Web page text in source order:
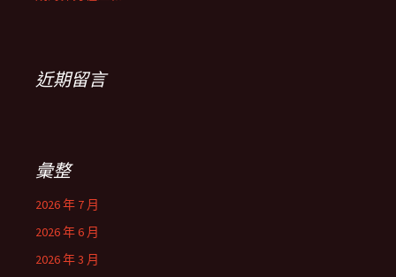
近期留言
彙整
2026 年 7 月
2026 年 6 月
2026 年 3 月